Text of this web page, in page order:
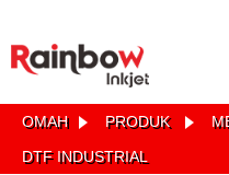
OMAH PRODUK
DTF INDUSTRIAL